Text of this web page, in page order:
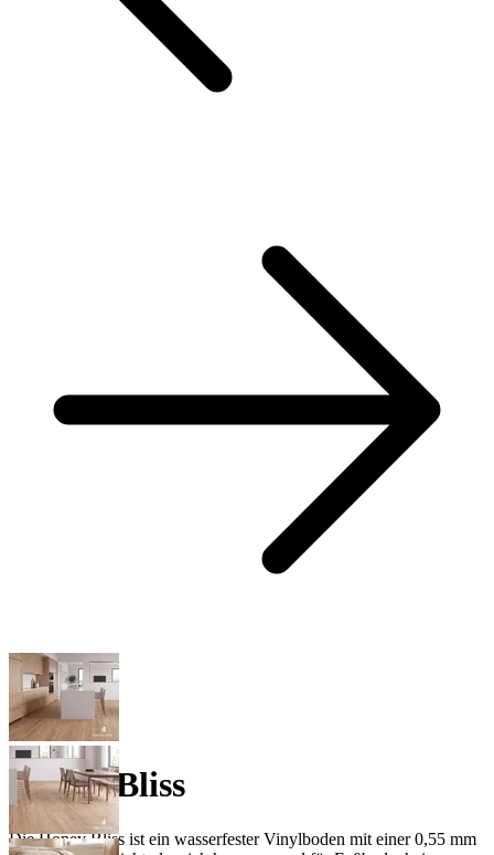
Honey Bliss
Die Honey Bliss ist ein wasserfester Vinylboden mit einer 0,55 mm